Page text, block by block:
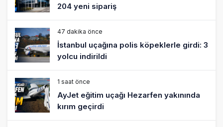
204 yeni sipariş
47 dakika önce
İstanbul uçağına polis köpeklerle girdi: 3
yolcu indirildi
1 saat önce
AyJet eğitim uçağı Hezarfen yakınında
kırım geçirdi